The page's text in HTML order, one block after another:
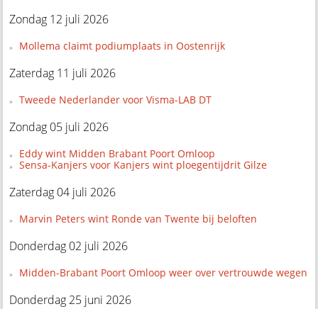
Zondag 12 juli 2026
Mollema claimt podiumplaats in Oostenrijk
Zaterdag 11 juli 2026
Tweede Nederlander voor Visma-LAB DT
Zondag 05 juli 2026
Eddy wint Midden Brabant Poort Omloop
Sensa-Kanjers voor Kanjers wint ploegentijdrit Gilze
Zaterdag 04 juli 2026
Marvin Peters wint Ronde van Twente bij beloften
Donderdag 02 juli 2026
Midden-Brabant Poort Omloop weer over vertrouwde wegen
Donderdag 25 juni 2026